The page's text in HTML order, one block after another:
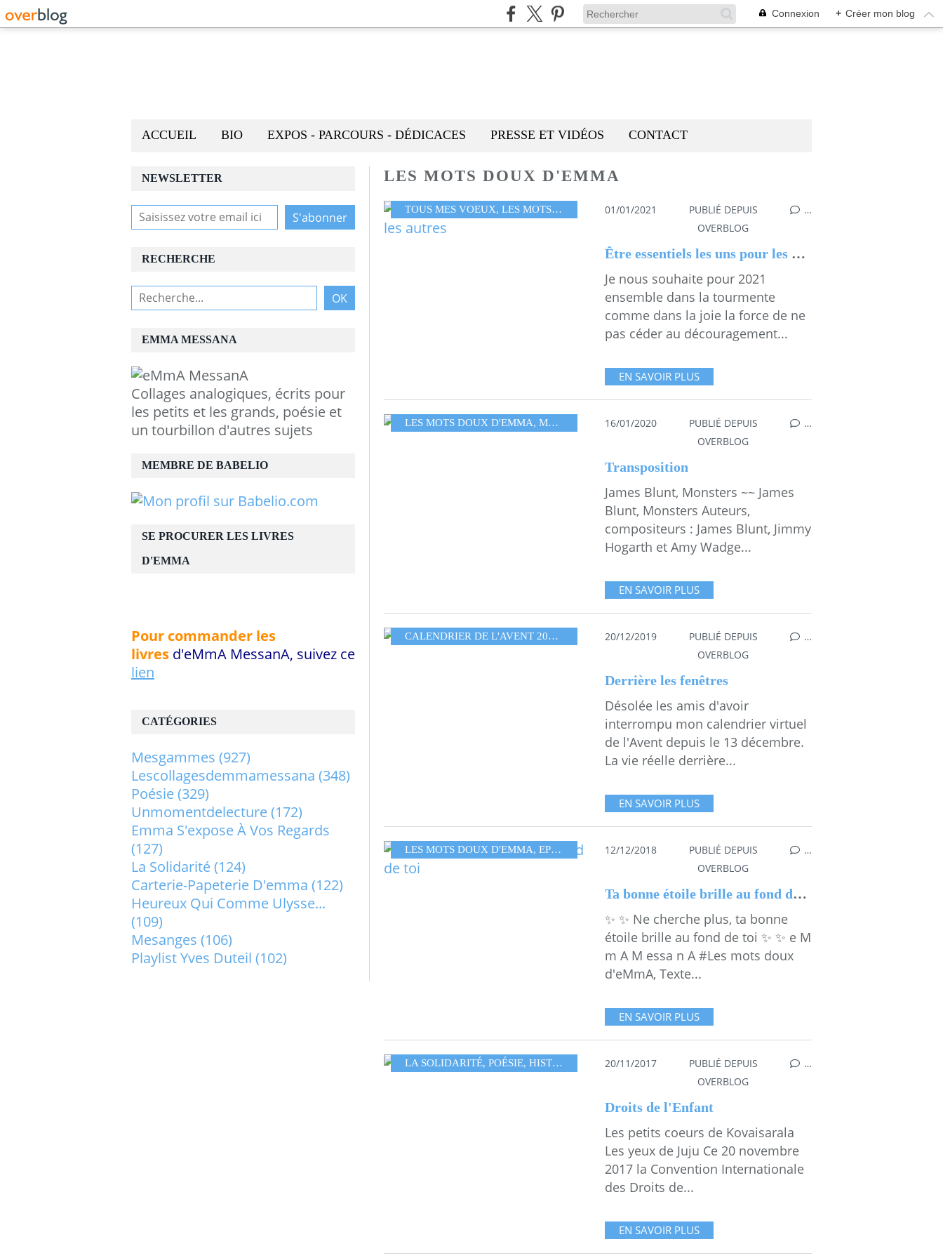
Connexion + Créer mon blog
ACCUEIL BIO EXPOS - PARCOURS - DÉDICACES PRESSE ET VIDÉOS CONTACT
LES MOTS DOUX D'EMMA
TOUS MES VOEUX, LES MOTS DOUX D'EMMA ,MESGAMMES
01/01/2021
PUBLIÉ DEPUIS
OVERBLOG
…
Être essentiels les uns pour les autres
Je nous souhaite pour 2021
ensemble dans la tourmente
comme dans la joie la force de ne
pas céder au découragement...
EN SAVOIR PLUS
LES MOTS DOUX D'EMMA, MESGAMMES 16/01/2020
PUBLIÉ DEPUIS
OVERBLOG
…
Transposition
James Blunt, Monsters ~~ James
Blunt, Monsters Auteurs,
compositeurs : James Blunt, Jimmy
Hogarth et Amy Wadge...
EN SAVOIR PLUS
CALENDRIER DE L'AVENT 2019 LES MOTS DOUX D'EMMA,EPURE AMOUREUX
20/12/2019
PUBLIÉ DEPUIS
OVERBLOG
…
Derrière les fenêtres
Désolée les amis d'avoir
interrompu mon calendrier virtuel
de l'Avent depuis le 13 décembre.
La vie réelle derrière...
EN SAVOIR PLUS
LES MOTS DOUX D'EMMA, EPURE HUMANITÉ ,LESCOLLAGESDEMMAMESSANA, ETOILES
12/12/2018
PUBLIÉ DEPUIS
OVERBLOG
…
Ta bonne étoile brille au fond de toi
✨ ✨ Ne cherche plus, ta bonne
étoile brille au fond de toi ✨ ✨ e M
m A M essa n A #Les mots doux
d'eMmA, Texte...
EN SAVOIR PLUS
LA SOLIDARITÉ, POÉSIE, HISTOIRE DE SORCIÈRE ,LES MOTS DOUX D'EMMA LES ENFANTS D'ABORD !
20/11/2017
PUBLIÉ DEPUIS
OVERBLOG
…
Droits de l'Enfant
Les petits coeurs de Kovaisarala
Les yeux de Juju Ce 20 novembre
2017 la Convention Internationale
des Droits de...
EN SAVOIR PLUS
NEWSLETTER
RECHERCHE
EMMA MESSANA
Collages analogiques, écrits pour
les petits et les grands, poésie et
un tourbillon d'autres sujets
CATÉGORIES
Mesgammes (927)
Lescollagesdemmamessana (348)
Poésie(329)
Unmomentdelecture(172)
Emma S'expose À Vos Regards
(127)
La Solidarité(124)
Carterie-Papeterie D'emma (122)
Heureux Qui Comme Ulysse...
(109)
Mesanges (106)
Playlist Yves Duteil (102)
MEMBRE DE BABELIO
SE PROCURER LES LIVRES
D'EMMA
Pour commander les
livres d'eMmA MessanA, suivez ce
lien